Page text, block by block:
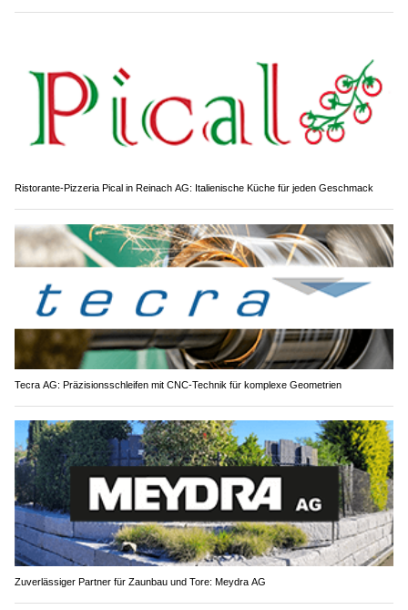
Ristorante-Pizzeria Pical in Reinach AG: Italienische Küche für jeden Geschmack
Tecra AG: Präzisionsschleifen mit CNC-Technik für komplexe Geometrien
Zuverlässiger Partner für Zaunbau und Tore: Meydra AG